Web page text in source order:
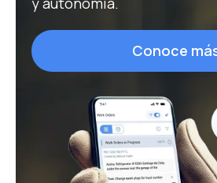
Conoce